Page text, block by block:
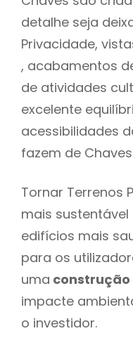
detalhe seja
Privacidade,
, acabamentos
de atividades
excelente
acessibilidades
fazem de
Tornar Terrenos
mais
edifícios mais
para os
uma construção
impacte
o investidor.